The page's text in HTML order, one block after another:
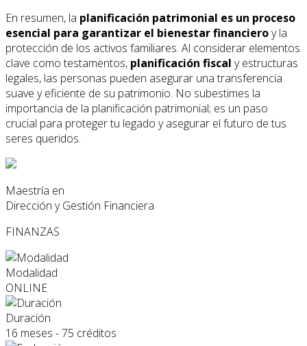
En resumen, la planificación patrimonial es un proceso
esencial para garantizar el bienestar financieroy la
protección de los activos familiares. Al considerar elementos
clave como testamentos, planificación fiscal y estructuras
legales, las personas pueden asegurar una transferencia
suave y eficiente de su patrimonio. No subestimes la
importancia de la planificación patrimonial; es un paso
crucial para proteger tu legado y asegurar el futuro de tus
seres queridos.
Maestría en
Dirección y Gestión Financiera
FINANZAS
Modalidad
ONLINE
Duración
16 meses - 75 créditos